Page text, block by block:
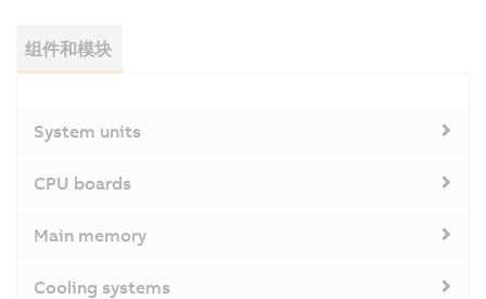
组件和模块
System units
CPU boards
Main memory
Cooling systems